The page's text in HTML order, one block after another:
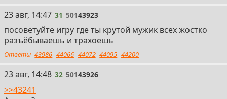
31
23 авг, 14:47 31 50143923
посоветуйте игру где ты крутой мужик всех жостко
разъёбываешь и трахоешь
Ответы 43986 44066 44072 44095 44200
32
23 авг, 14:48 32 50143926
>>43241